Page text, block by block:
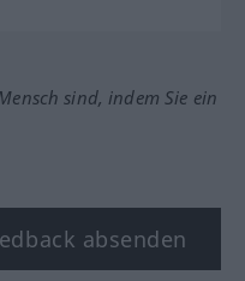
sind, indem Sie ein
absenden